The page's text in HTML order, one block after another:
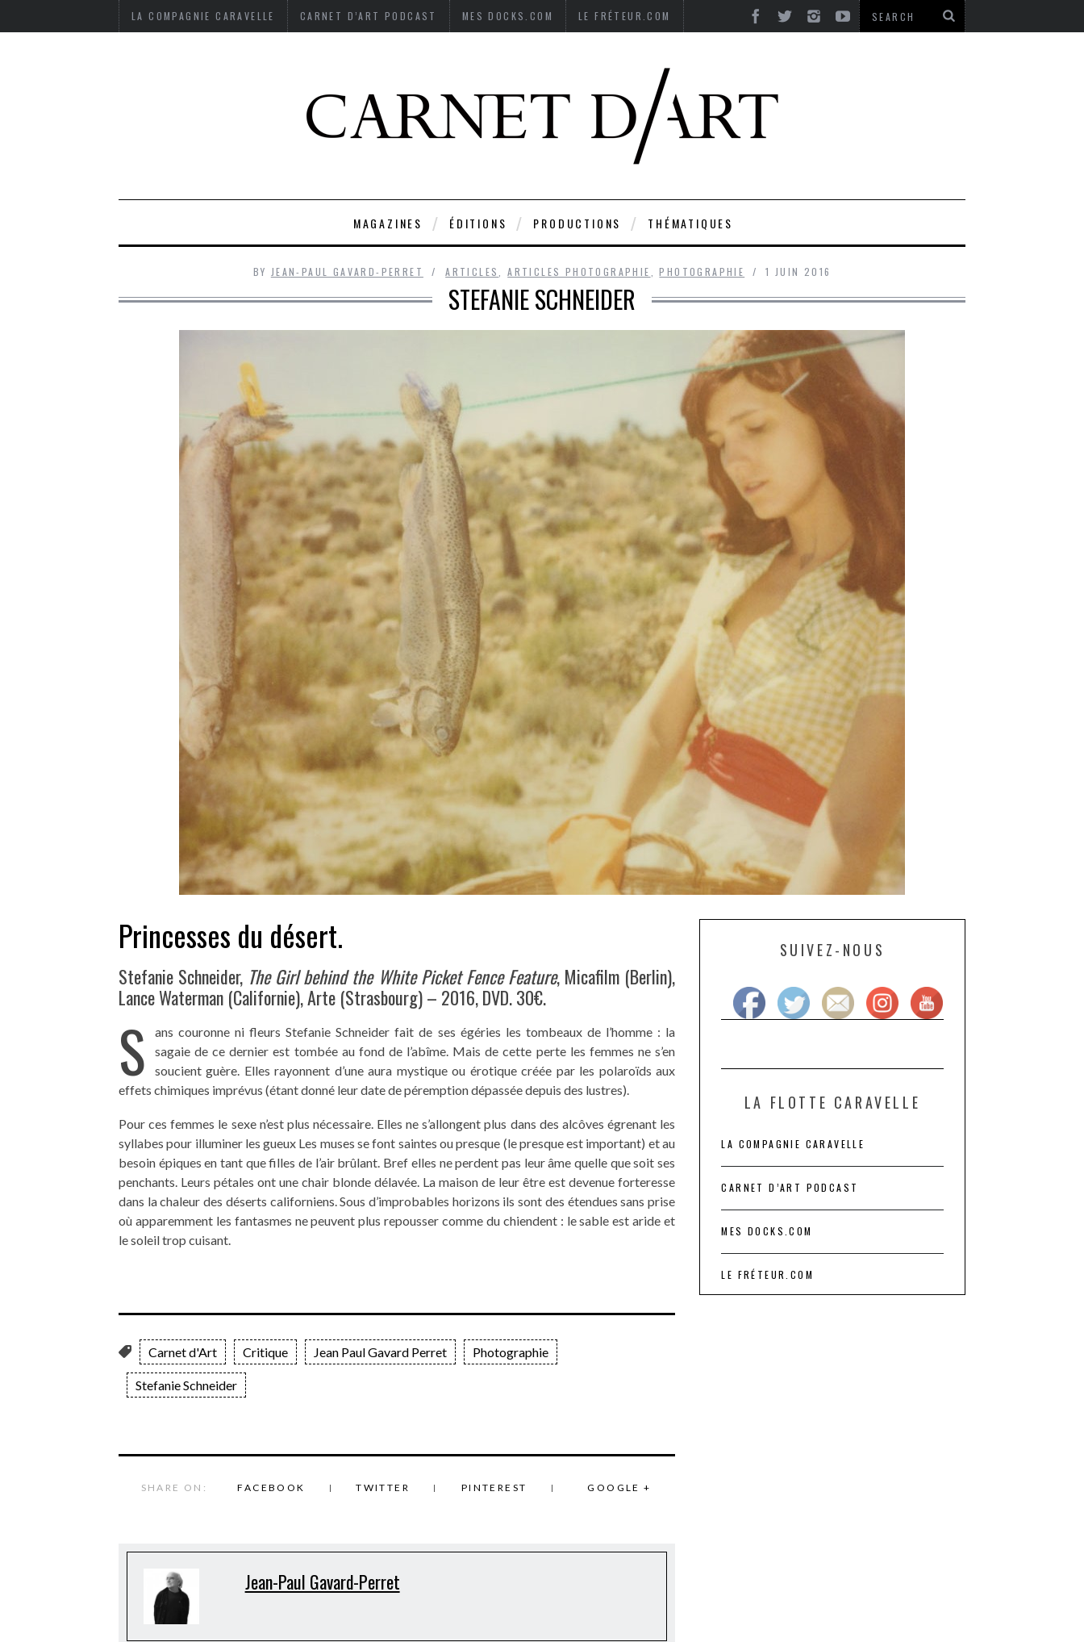
LA COMPAGNIE CARAVELLE CARNET D’ART PODCAST MES DOCKS.COM LE FRÉTEUR.COM
MAGAZINES ÉDITIONS PRODUCTIONS THÉMATIQUES
BY JEAN-PAUL GAVARD-PERRET ARTICLES ,ARTICLES PHOTOGRAPHIE ,PHOTOGRAPHIE 1 JUIN 2016
STEFANIE SCHNEIDER
Princesses du désert.
Stefanie Schneider, The Girl behind the White Picket Fence Feature, Micafilm (Berlin),
Lance Waterman (Californie), Arte (Strasbourg) – 2016, DVD. 30€.
S
ans couronne ni fleurs Stefanie Schneider fait de ses égéries les tombeaux de l’homme : la
sagaie de ce dernier est tombée au fond de l’abîme. Mais de cette perte les femmes ne s’en
soucient guère. Elles rayonnent d’une aura mystique ou érotique créée par les polaroïds aux
effets chimiques imprévus (étant donné leur date de péremption dépassée depuis des lustres).
Pour ces femmes le sexe n’est plus nécessaire. Elles ne s’allongent plus dans des alcôves égrenant les
syllabes pour illuminer les gueux Les muses se font saintes ou presque (le presque est important) et au
besoin épiques en tant que filles de l’air brûlant. Bref elles ne perdent pas leur âme quelle que soit ses
penchants. Leurs pétales ont une chair blonde délavée. La maison de leur être est devenue forteresse
dans la chaleur des déserts californiens. Sous d’improbables horizons ils sont des étendues sans prise
où apparemment les fantasmes ne peuvent plus repousser comme du chiendent : le sable est aride et
le soleil trop cuisant.
Carnet d'Art Critique Jean Paul Gavard Perret Photographie
Stefanie Schneider
SHARE ON: FACEBOOK TWITTER PINTEREST GOOGLE +
Jean-Paul Gavard-Perret
SUIVEZ-NOUS
LA FLOTTE CARAVELLE
LA COMPAGNIE CARAVELLE
CARNET D’ART PODCAST
MES DOCKS.COM
LE FRÉTEUR.COM